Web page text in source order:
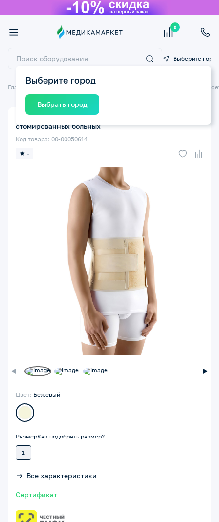
0
Выберите город
Выберите город
Выбрать город
Главная Ортопедические изделия Ортопедические бандажи и
-
Код товара: 00-00050614
стомированных больных
Цвет: Бежевый
РазмерКак подобрать размер?
1
Все характеристики
Сертификат